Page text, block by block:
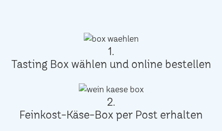
1.
Tasting Box wählen und online bestellen
2.
Feinkost-Käse-Box per Post erhalten